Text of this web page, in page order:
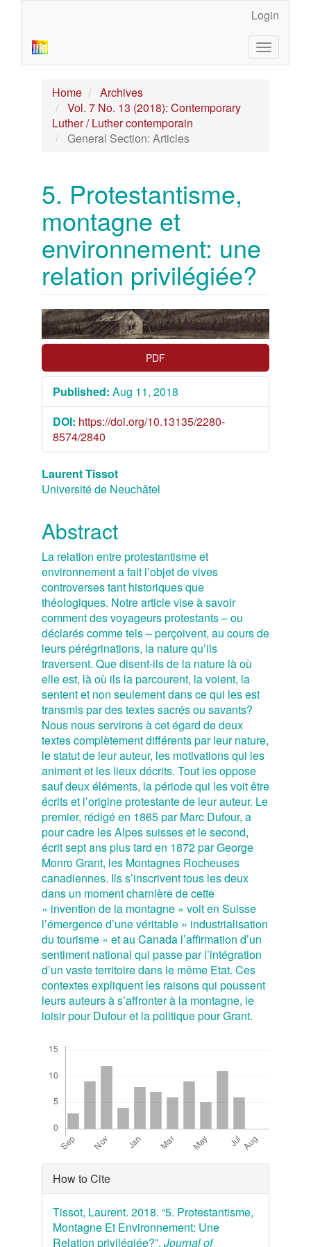
Sidebar
Login
Toggle
Home
Archives
Vol. 7 No. 13 (2018): Contemporary
Luther / Luther contemporain
General Section: Articles
5. Protestantisme,
montagne et
environnement: une
relation privilégiée?
Article
Sidebar PDF
Published: Aug 11, 2018
DOI: https://doi.org/10.13135/2280-
8574/2840
Main
Article
Content
Laurent Tissot
Université de Neuchâtel
Abstract
La relation entre protestantisme et
environnement a fait l’objet de vives
controverses tant historiques que
théologiques. Notre article vise à savoir
comment des voyageurs protestants – ou
déclarés comme tels – perçoivent, au cours de
leurs pérégrinations, la nature qu’ils
traversent. Que disent-ils de la nature là où
elle est, là où ils la parcourent, la voient, la
sentent et non seulement dans ce qui les est
transmis par des textes sacrés ou savants?
Nous nous servirons à cet égard de deux
textes complètement différents par leur nature,
le statut de leur auteur, les motivations qui les
animent et les lieux décrits. Tout les oppose
sauf deux éléments, la période qui les voit être
écrits et l’origine protestante de leur auteur. Le
premier, rédigé en 1865 par Marc Dufour, a
pour cadre les Alpes suisses et le second,
écrit sept ans plus tard en 1872 par George
Monro Grant, les Montagnes Rocheuses
canadiennes. Ils s’inscrivent tous les deux
dans un moment charnière de cette
« invention de la montagne » voit en Suisse
l’émergence d’une véritable « industrialisation
du tourisme » et au Canada l’affirmation d’un
sentiment national qui passe par l’intégration
d’un vaste territoire dans le même Etat. Ces
contextes expliquent les raisons qui poussent
leurs auteurs à s’affronter à la montagne, le
loisir pour Dufour et la politique pour Grant.
Article
Details
How to Cite
Tissot, Laurent. 2018. “5. Protestantisme,
Montagne Et Environnement: Une
Relation privilégiée?”. Journal of